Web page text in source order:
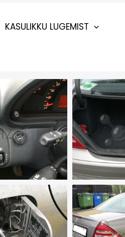
KASULIKKU LUGEMIST